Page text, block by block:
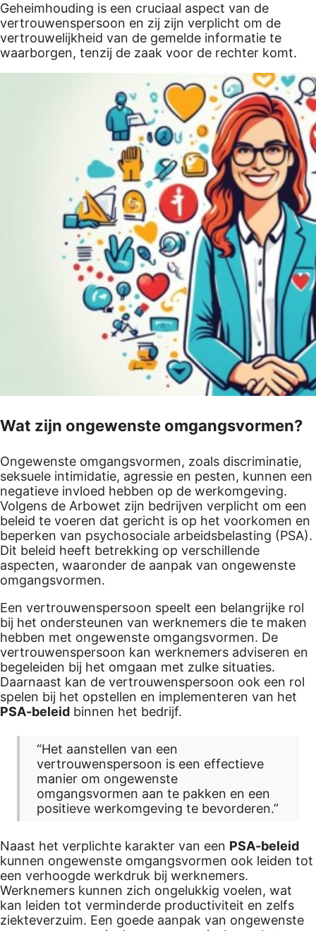
Geheimhouding is een cruciaal aspect van de
vertrouwenspersoon en zij zijn verplicht om de
vertrouwelijkheid van de gemelde informatie te
waarborgen, tenzij de zaak voor de rechter komt.
Wat zijn ongewenste omgangsvormen?
Ongewenste omgangsvormen, zoals discriminatie,
seksuele intimidatie, agressie en pesten, kunnen een
negatieve invloed hebben op de werkomgeving.
Volgens de Arbowet zijn bedrijven verplicht om een
beleid te voeren dat gericht is op het voorkomen en
beperken van psychosociale arbeidsbelasting (PSA).
Dit beleid heeft betrekking op verschillende
aspecten, waaronder de aanpak van ongewenste
omgangsvormen.
Een vertrouwenspersoon speelt een belangrijke rol
bij het ondersteunen van werknemers die te maken
hebben met ongewenste omgangsvormen. De
vertrouwenspersoon kan werknemers adviseren en
begeleiden bij het omgaan met zulke situaties.
Daarnaast kan de vertrouwenspersoon ook een rol
spelen bij het opstellen en implementeren van het
PSA-beleid binnen het bedrijf.
“Het aanstellen van een
vertrouwenspersoon is een effectieve
manier om ongewenste
omgangsvormen aan te pakken en een
positieve werkomgeving te bevorderen.”
Naast het verplichte karakter van een PSA-beleid
kunnen ongewenste omgangsvormen ook leiden tot
een verhoogde werkdruk bij werknemers.
Werknemers kunnen zich ongelukkig voelen, wat
kan leiden tot verminderde productiviteit en zelfs
ziekteverzuim. Een goede aanpak van ongewenste